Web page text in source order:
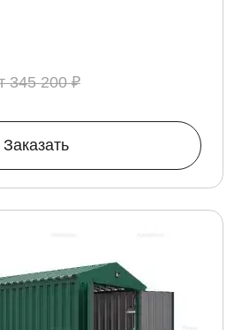
345 200 ₽
Заказать